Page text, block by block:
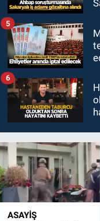
5
6
ASAYİŞ